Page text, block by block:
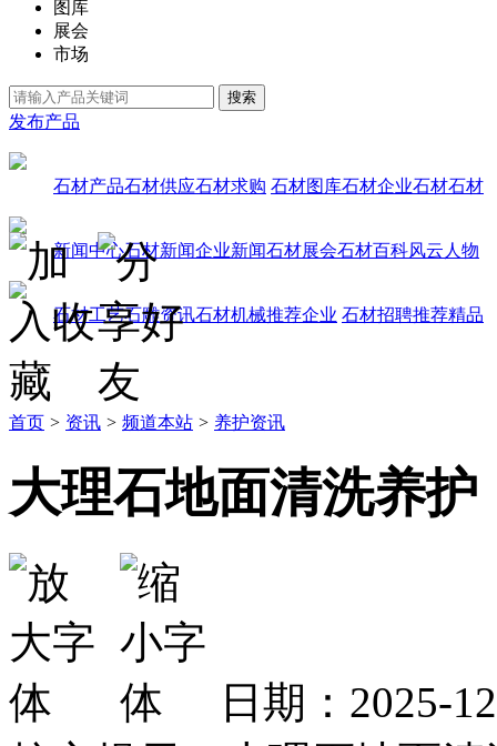
图库
展会
市场
发布产品
石材产品石材供应石材求购 石材图库石材企业石材石材
新闻中心石材新闻企业新闻石材展会石材百科风云人物
石材工艺石雕资讯石材机械推荐企业 石材招聘推荐精品
首页 > 资讯 > 频道本站 > 养护资讯
大理石地面清洗养护
日期：2025-